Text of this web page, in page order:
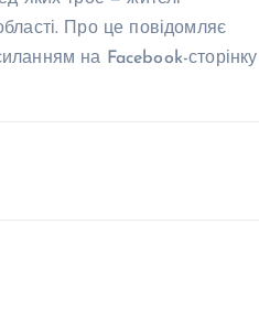
Про це повідомляє
на Facebook-сторінку